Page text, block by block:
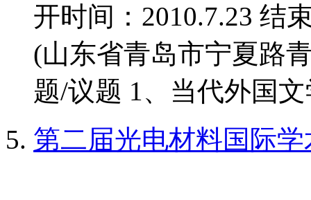
开时间：2010.7.23 结
(山东省青岛市宁夏路
题/议题 1、当代外国文
第二届光电材料国际